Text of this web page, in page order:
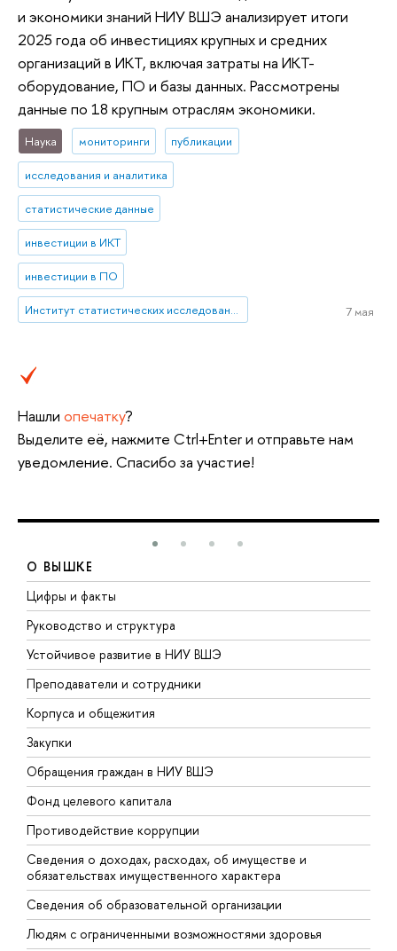
и экономики знаний НИУ ВШЭ анализирует итоги
2025 года об инвестициях крупных и средних
организаций в ИКТ, включая затраты на ИКТ-
оборудование, ПО и базы данных. Рассмотрены
данные по 18 крупным отраслям экономики.
Наука мониторинги публикации
исследования и аналитика
статистические данные
инвестиции в ИКТ
инвестиции в ПО
Институт статистических исследований и экономики знаний 7 мая
Нашли опечатку?
Выделите её, нажмите Ctrl+Enter и отправьте нам
уведомление. Спасибо за участие!
О ВЫШКЕ
Цифры и факты
Руководство и структура
Устойчивое развитие в НИУ ВШЭ
Преподаватели и сотрудники
Корпуса и общежития
Закупки
Обращения граждан в НИУ ВШЭ
Фонд целевого капитала
Противодействие коррупции
Сведения о доходах, расходах, об имуществе и
обязательствах имущественного характера
Сведения об образовательной организации
Людям с ограниченными возможностями здоровья